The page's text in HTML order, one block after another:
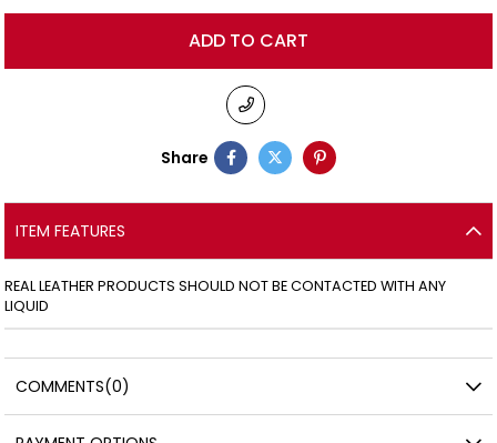
Share
ITEM FEATURES
REAL LEATHER PRODUCTS SHOULD NOT BE CONTACTED WITH ANY
LIQUID
COMMENTS(0)